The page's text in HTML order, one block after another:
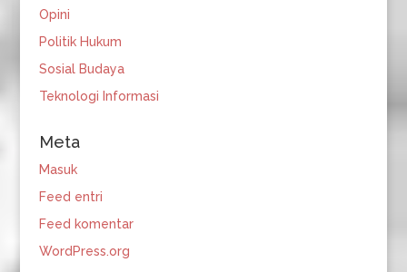
Opini
Politik Hukum
Sosial Budaya
Teknologi Informasi
Meta
Masuk
Feed entri
Feed komentar
WordPress.org